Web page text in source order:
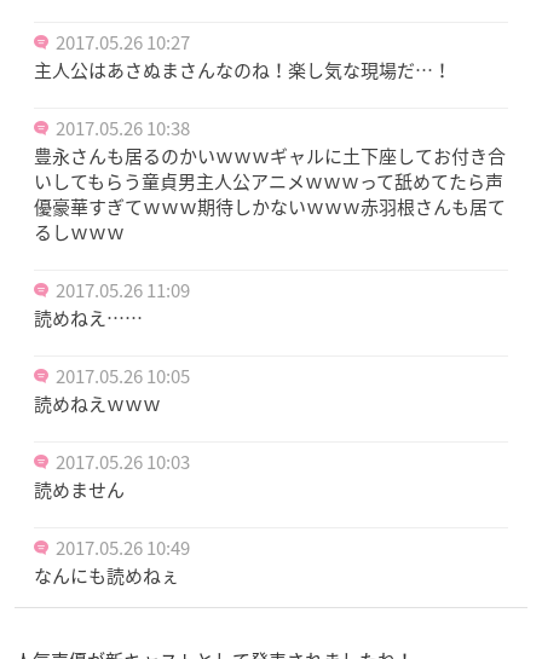
2017.05.26 10:27
主人公はあさぬまさんなのね！楽し気な現場だ…！
2017.05.26 10:38
豊永さんも居るのかいｗｗｗギャルに土下座してお付き合
いしてもらう童貞男主人公アニメｗｗｗって舐めてたら声
優豪華すぎてｗｗｗ期待しかないｗｗｗ赤羽根さんも居て
るしｗｗｗ
2017.05.26 11:09
読めねえ……
2017.05.26 10:05
読めねえｗｗｗ
2017.05.26 10:03
読めません
2017.05.26 10:49
なんにも読めねぇ